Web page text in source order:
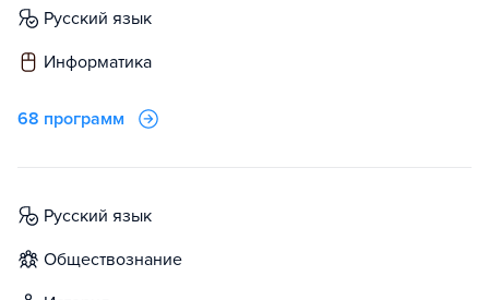
русский язык
информатика
68 программ
русский язык
обществознание